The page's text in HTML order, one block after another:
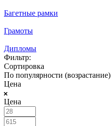
Багетные рамки
Грамоты
Дипломы
Фильтр:
Сортировка
По популярности (возрастание)
Цена
Цена